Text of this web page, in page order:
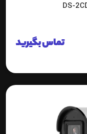
تماس بگیرید